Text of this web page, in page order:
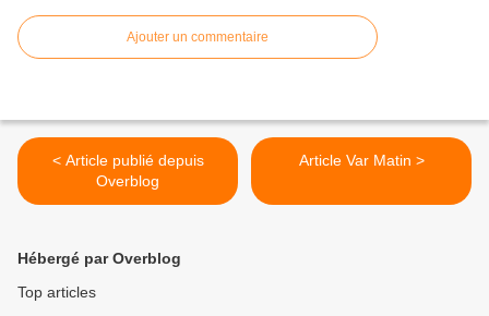
Ajouter un commentaire
< Article publié depuis
Overblog
Article Var Matin >
Hébergé par Overblog
Top articles